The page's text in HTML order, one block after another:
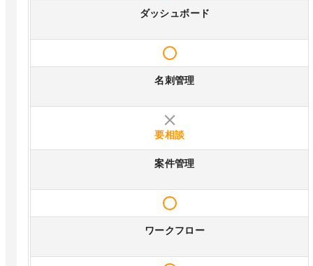
ダッシュボード
名刺管理
要相談
案件管理
ワークフロー